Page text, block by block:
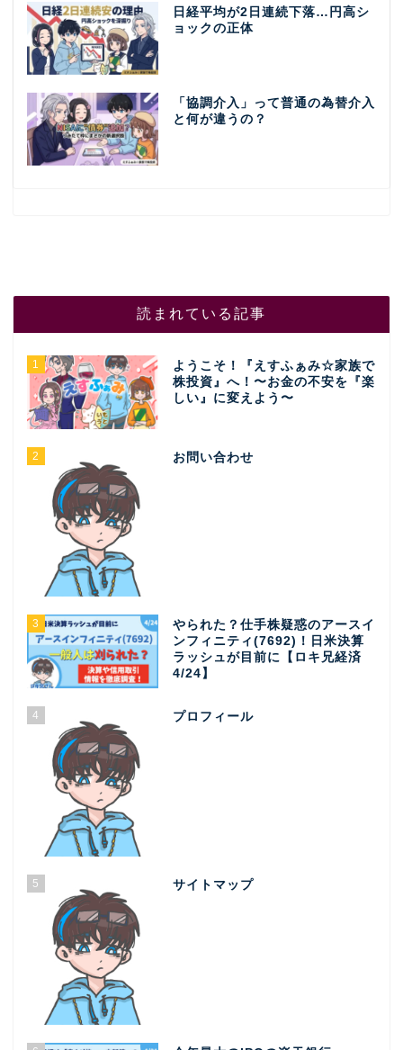
日経平均が2日連続下落…円高シ
ョックの正体
「協調介入」って普通の為替介入
と何が違うの？
読まれている記事
1
ようこそ！『えすふぁみ☆家族で
株投資』へ！〜お金の不安を『楽
しい』に変えよう〜
2 お問い合わせ
3
やられた？仕手株疑惑のアースイ
ンフィニティ(7692)！日米決算
ラッシュが目前に【ロキ兄経済
4/24】
4 プロフィール
5 サイトマップ